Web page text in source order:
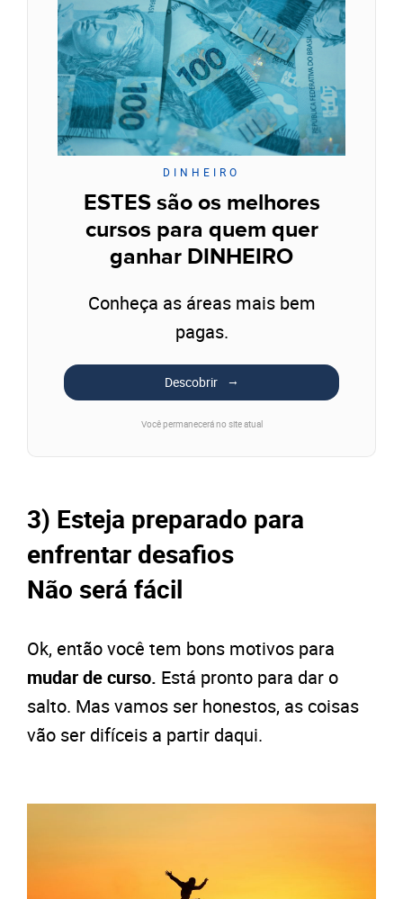
DINHEIRO
ESTES são os melhores
cursos para quem quer
ganhar DINHEIRO
Conheça as áreas mais bem
pagas.
Descobrir
Você permanecerá no site atual
3) Esteja preparado para
enfrentar desafios
Não será fácil
Ok, então você tem bons motivos para
mudar de curso. Está pronto para dar o
salto. Mas vamos ser honestos, as coisas
vão ser difíceis a partir daqui.